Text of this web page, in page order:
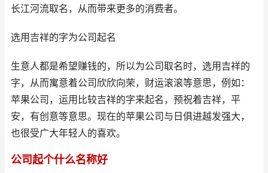
长江河流取名，从而带来更多的消费者。
选用吉祥的字为公司起名
生意人都是希望赚钱的，所以为公司取名时，选用吉祥的
字，从而寓意着公司欣欣向荣，财运滚滚等意思，例如：
苹果公司，运用比较吉祥的字来起名，预祝着吉祥，平
安，有创意等意思。现在的苹果公司与日俱进越发强大，
也很受广大年轻人的喜欢。
公司起个什么名称好